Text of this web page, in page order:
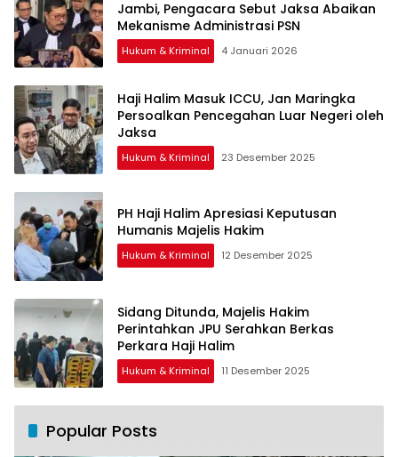
Jambi, Pengacara Sebut Jaksa Abaikan
Mekanisme Administrasi PSN
Hukum & Kriminal 4 Januari 2026
Haji Halim Masuk ICCU, Jan Maringka
Persoalkan Pencegahan Luar Negeri oleh
Jaksa
Hukum & Kriminal 23 Desember 2025
PH Haji Halim Apresiasi Keputusan
Humanis Majelis Hakim
Hukum & Kriminal 12 Desember 2025
Sidang Ditunda, Majelis Hakim
Perintahkan JPU Serahkan Berkas
Perkara Haji Halim
Hukum & Kriminal 11 Desember 2025
Popular Posts